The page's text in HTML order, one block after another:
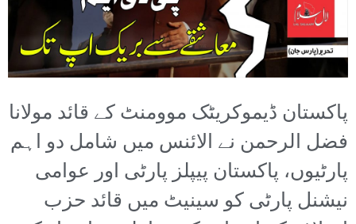
پاکستان ڈیموکریٹک موومنٹ کے قائد مولانا
فضل الرحمن نے الائنس میں شامل دو اہم
پارٹیوں، پاکستان پیپلز پارٹی اور عوامی
نیشنل پارٹی کو سینیٹ میں قائد حزب